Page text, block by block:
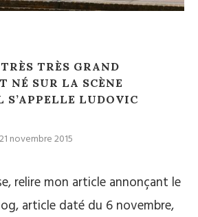
TRÈS GRAND
NÉ SUR LA SCÈNE
LUDOVIC
21 novembre 2015
relire mon article annonçant le
article daté du 6 novembre,